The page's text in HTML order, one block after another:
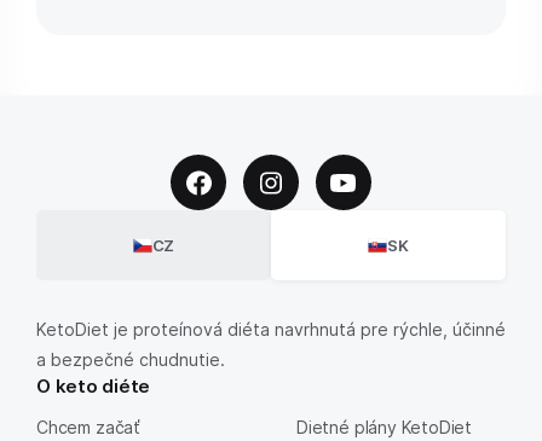
CZ SK
KetoDiet je proteínová diéta navrhnutá pre rýchle, účinné
a bezpečné chudnutie.
O keto diéte
Chcem začať
Dietné plány KetoDiet